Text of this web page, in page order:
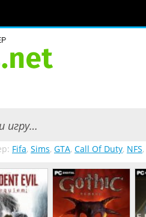
Fifa, Sims, GTA, Call Of Duty, NFS,